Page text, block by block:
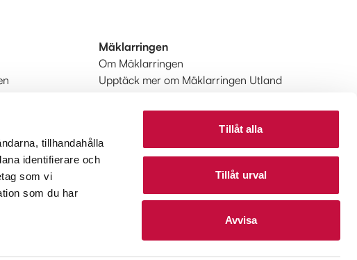
tillhandahålla
identifierare och
som vi
som du har
Tillåt alla
Tillåt urval
Avvisa
Mäklarringen
Om Mäklarringen
Upptäck mer om Mäklarringen Utland